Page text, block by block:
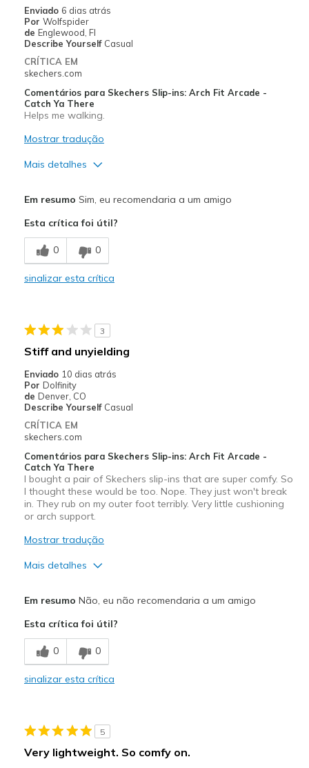
Width
Sizing
View On Shoes
Shoes are for Wearing
Enviado 6 dias atrás
Por Wolfspider
de Englewood, Fl
Describe Yourself Casual
CRÍTICA EM
skechers.com
Comentários para Skechers Slip-ins: Arch Fit Arcade -
Catch Ya There
Helps me walking.
Mostrar tradução
Mais detalhes
Breathe Well
Comfortable
Going Out
Width
Sizing
View On Shoes
I'm Into Shoes
Em resumo Sim, eu recomendaria a um amigo
Esta crítica foi útil?
0 0
sinalizar esta crítica
3
Stiff and unyielding
Enviado 10 dias atrás
Por Dolfinity
de Denver, CO
Describe Yourself Casual
CRÍTICA EM
skechers.com
Comentários para Skechers Slip-ins: Arch Fit Arcade -
Catch Ya There
I bought a pair of Skechers slip-ins that are super comfy. So
I thought these would be too. Nope. They just won't break
in. They rub on my outer foot terribly. Very little cushioning
or arch support.
Mostrar tradução
Mais detalhes
Durable
Contras
Poor Cushioning
Uncomfortable
Em resumo Não, eu não recomendaria a um amigo
Esta crítica foi útil?
0 0
sinalizar esta crítica
5
Very lightweight. So comfy on.